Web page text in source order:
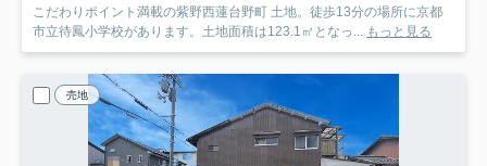
こだわりポイント満載の紫野西蓮台野町 土地。徒歩13分の場所に京都
市立待鳳小学校があります。土地面積は123.1㎡となっ... もっと見る
売地